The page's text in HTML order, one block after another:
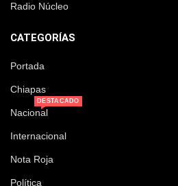
Radio Núcleo
CATEGORÍAS
Portada
Chiapas
Nacional
DESTACADO
Internacional
Nota Roja
Política